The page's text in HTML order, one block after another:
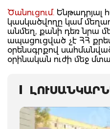
Ծանուցում. Ենթադրյալ
կասկածվողը կամ
անմեղ, քանի դեռ նրա
ապացուցված չէ ՀՀ
օրենսգրքով
օրինական ուժի մեջ